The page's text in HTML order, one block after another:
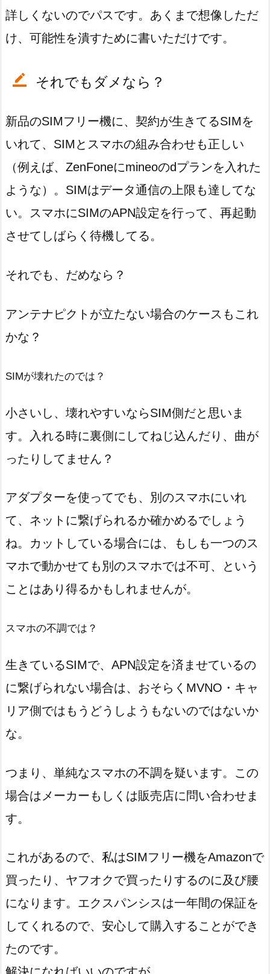
詳しくないのでパスです。あくまで想像しただ
け、可能性を潰すために書いただけです。
それでもダメなら？
新品のSIMフリー機に、契約が生きてるSIMを
いれて、SIMとスマホの組み合わせも正しい
（例えば、ZenFoneにmineoのdプランを入れた
ような）。SIMはデータ通信の上限も達してな
い。スマホにSIMのAPN設定を行って、再起動
させてしばらく待機してる。
それでも、だめなら？
アンテナピクトが立たない場合のケースもこれ
かな？
SIMが壊れたのでは？
小さいし、壊れやすいならSIM側だと思いま
す。入れる時に裏側にしてねじ込んだり、曲が
ったりしてません？
アダプターを使ってでも、別のスマホにいれ
て、ネットに繋げられるか確かめるでしょう
ね。カットしている場合には、もしも一つのス
マホで動かせても別のスマホでは不可、という
ことはあり得るかもしれませんが。
スマホの不調では？
生きているSIMで、APN設定を済ませているの
に繋げられない場合は、おそらくMVNO・キャ
リア側ではもうどうしようもないのではないか
な。
つまり、単純なスマホの不調を疑います。この
場合はメーカーもしくは販売店に問い合わせま
す。
これがあるので、私はSIMフリー機をAmazonで
買ったり、ヤフオクで買ったりするのに及び腰
になります。エクスパンシスは一年間の保証を
してくれるので、安心して購入することができ
たのです。